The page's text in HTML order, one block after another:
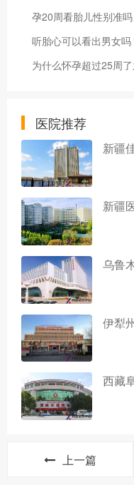
孕20周看胎儿性别准
听胎心可以看出男女
为什么怀孕超过25周
医院推荐
新疆
新疆
乌鲁
伊犁
西藏
上一篇